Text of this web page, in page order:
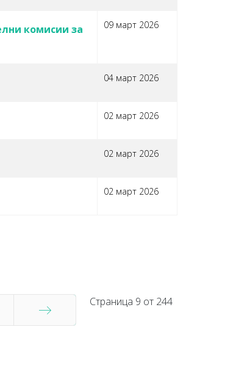
комисии за
09 март 2026
04 март 2026
02 март 2026
02 март 2026
02 март 2026
Страница 9 от 244